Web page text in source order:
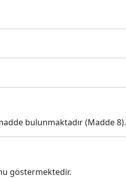
bulunmaktadır (Madde 8).
göstermektedir.